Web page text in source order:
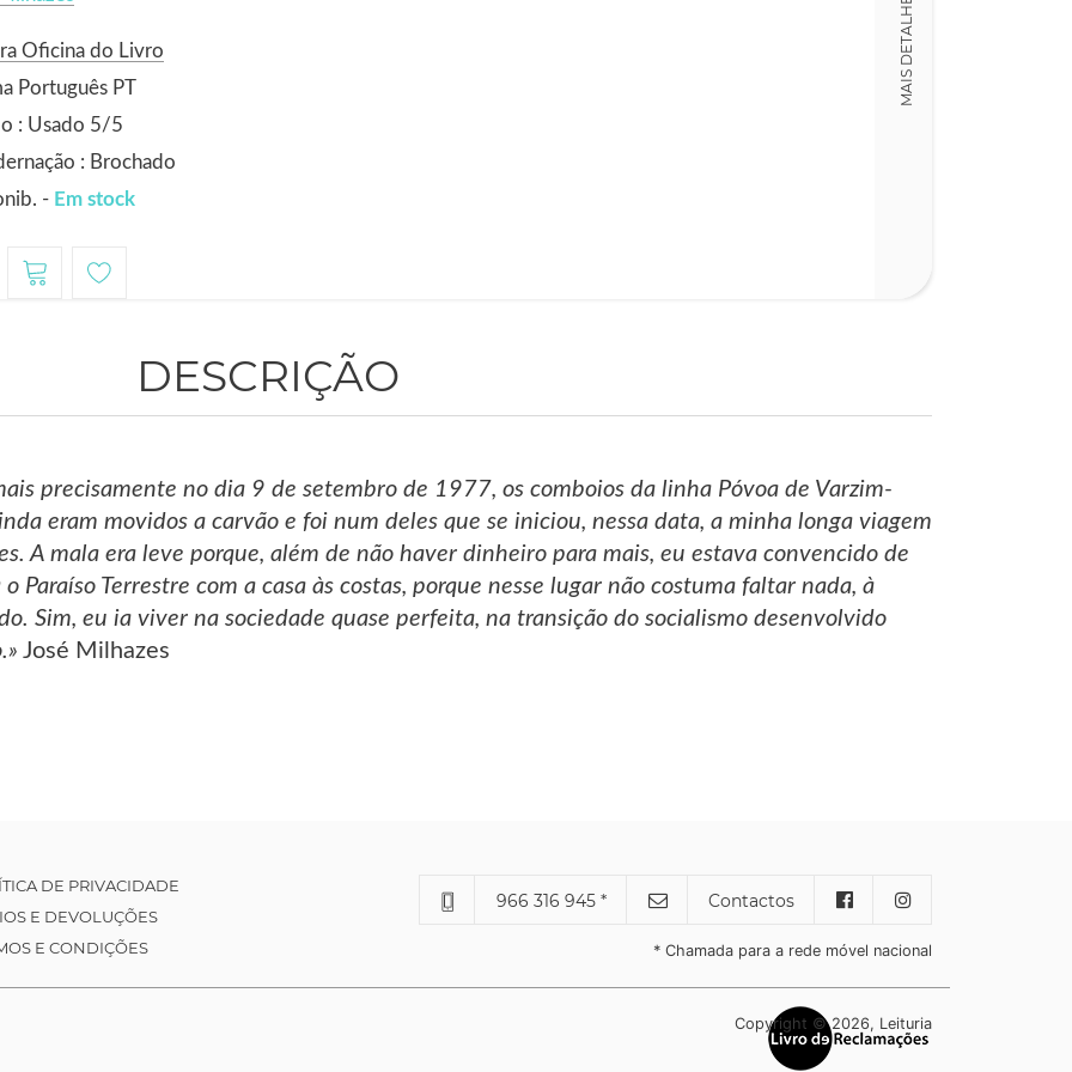
Oficina do Livro
Português PT
: Usado 5/5
: Brochado
- Em stock
MAIS DETALHES
DESCRIÇÃO
precisamente no dia 9 de setembro de 1977, os comboios da linha Póvoa de Varzim-
eram movidos a carvão e foi num deles que se iniciou, nessa data, a minha longa viagem
A mala era leve porque, além de não haver dinheiro para mais, eu estava convencido de
Paraíso Terrestre com a casa às costas, porque nesse lugar não costuma faltar nada, à
Sim, eu ia viver na sociedade quase perfeita, na transição do socialismo desenvolvido
José Milhazes
DE PRIVACIDADE
E DEVOLUÇÕES
E CONDIÇÕES
966 316 945 * Contactos
* Chamada para a rede móvel nacional
Copyright © 2026, Leituria